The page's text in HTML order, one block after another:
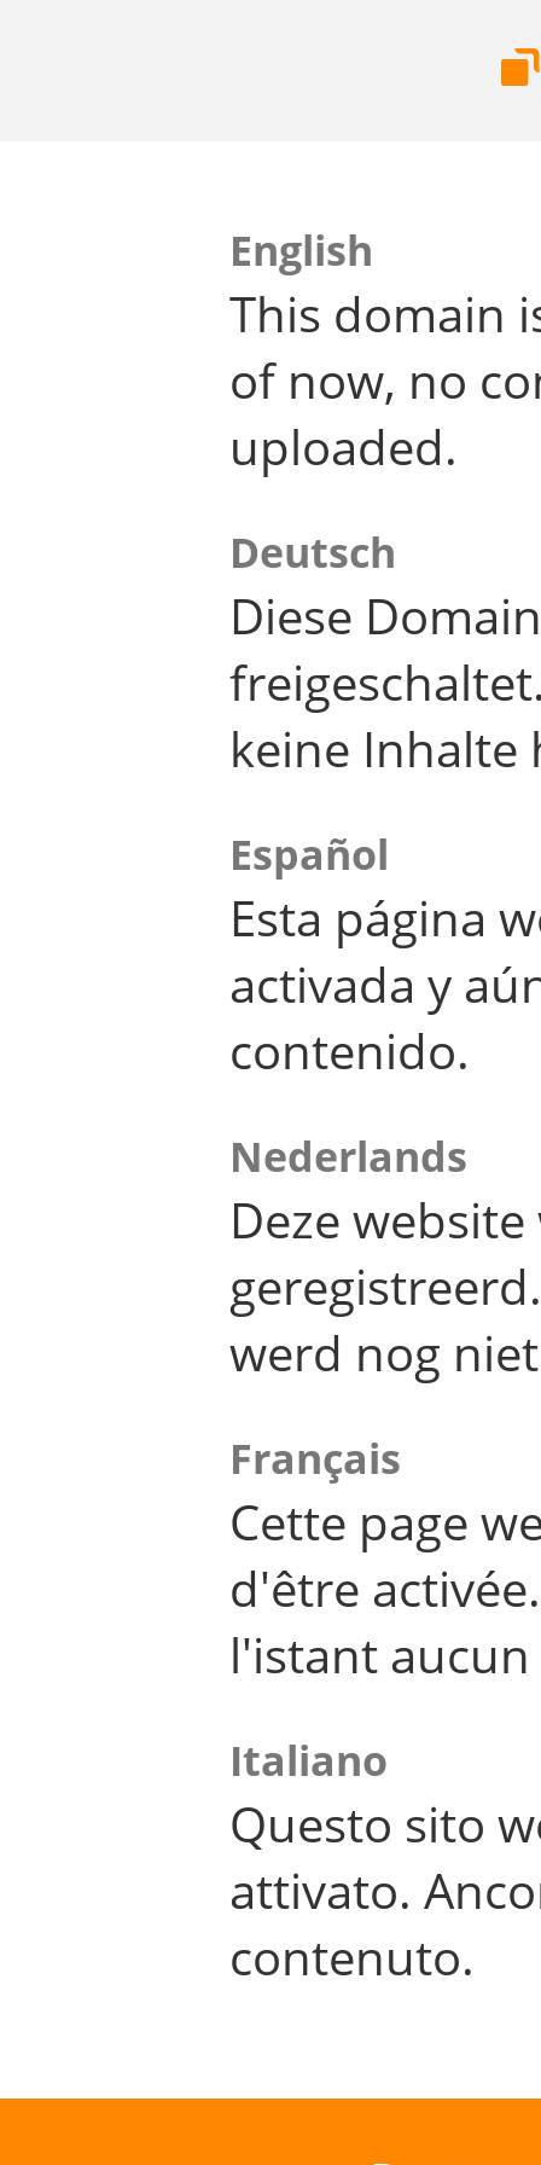
English
This domain
of now, no
uploaded.
Deutsch
Diese
keine Inhalte
Español
Esta página
activada y
contenido.
Nederlands
Deze
werd nog
Français
Cette page
d'être
l'istant
Italiano
Questo sito
attivato.
contenuto.